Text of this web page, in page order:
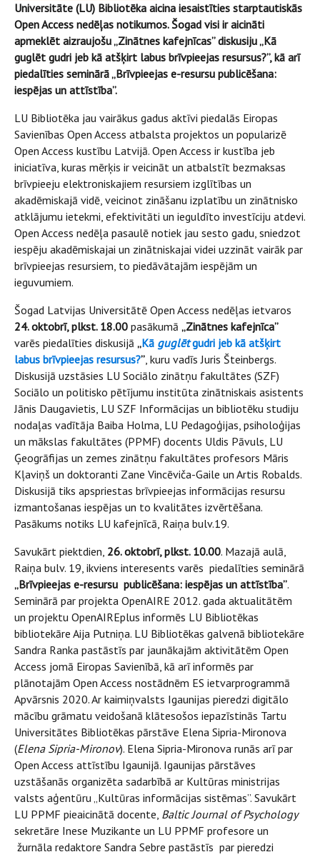
Universitāte (LU) Bibliotēka aicina iesaistīties starptautiskās
Open Access nedēļas notikumos. Šogad visi ir aicināti
apmeklēt aizraujošu „Zinātnes kafejnīcas” diskusiju „Kā
guglēt gudri jeb kā atšķirt labus brīvpieejas resursus?”, kā arī
piedalīties seminārā „Brīvpieejas e-resursu publicēšana:
iespējas un attīstība”.
LU Bibliotēka jau vairākus gadus aktīvi piedalās Eiropas
Savienības Open Access atbalsta projektos un popularizē
Open Access kustību Latvijā. Open Access ir kustība jeb
iniciatīva, kuras mērķis ir veicināt un atbalstīt bezmaksas
brīvpieeju elektroniskajiem resursiem izglītības un
akadēmiskajā vidē, veicinot zināšanu izplatību un zinātnisko
atklājumu ietekmi, efektivitāti un ieguldīto investīciju atdevi.
Open Access nedēļa pasaulē notiek jau sesto gadu, sniedzot
iespēju akadēmiskajai un zinātniskajai videi uzzināt vairāk par
brīvpieejas resursiem, to piedāvātajām iespējām un
ieguvumiem.
Šogad Latvijas Universitātē Open Access nedēļas ietvaros
24. oktobrī, plkst. 18.00 pasākumā „Zinātnes kafejnīca”
varēs piedalīties diskusijā „Kā guglētgudri jeb kā atšķirt
labus brīvpieejas resursus?”, kuru vadīs Juris Šteinbergs.
Diskusijā uzstāsies LU Sociālo zinātņu fakultātes (SZF)
Sociālo un politisko pētījumu institūta zinātniskais asistents
Jānis Daugavietis, LU SZF Informācijas un bibliotēku studiju
nodaļas vadītāja Baiba Holma, LU Pedagoģijas, psiholoģijas
un mākslas fakultātes (PPMF) docents Uldis Pāvuls, LU
Ģeogrāfijas un zemes zinātņu fakultātes profesors Māris
Kļaviņš un doktoranti Zane Vincēviča-Gaile un Artis Robalds.
Diskusijā tiks apspriestas brīvpieejas informācijas resursu
izmantošanas iespējas un to kvalitātes izvērtēšana.
Pasākums notiks LU kafejnīcā, Raiņa bulv.19.
Savukārt piektdien, 26. oktobrī, plkst. 10.00. Mazajā aulā,
Raiņa bulv. 19, ikviens interesents varēs piedalīties seminārā
„Brīvpieejas e-resursu publicēšana: iespējas un attīstība”.
Seminārā par projekta OpenAIRE 2012. gada aktualitātēm
un projektu OpenAIREplus informēs LU Bibliotēkas
bibliotekāre Aija Putniņa. LU Bibliotēkas galvenā bibliotekāre
Sandra Ranka pastāstīs par jaunākajām aktivitātēm Open
Access jomā Eiropas Savienībā, kā arī informēs par
plānotajām Open Access nostādnēm ES ietvarprogrammā
Apvārsnis 2020. Ar kaimiņvalsts Igaunijas pieredzi digitālo
mācību grāmatu veidošanā klātesošos iepazīstinās Tartu
Universitātes Bibliotēkas pārstāve Elena Sipria-Mironova
(Elena Sipria-Mironov). Elena Sipria-Mironova runās arī par
Open Access attīstību Igaunijā. Igaunijas pārstāves
uzstāšanās organizēta sadarbībā ar Kultūras ministrijas
valsts aģentūru „Kultūras informācijas sistēmas”. Savukārt
LU PPMF pieaicinātā docente, Baltic Journal of Psychology
sekretāre Inese Muzikante un LU PPMF profesore un
žurnāla redaktore Sandra Sebre pastāstīs par pieredzi